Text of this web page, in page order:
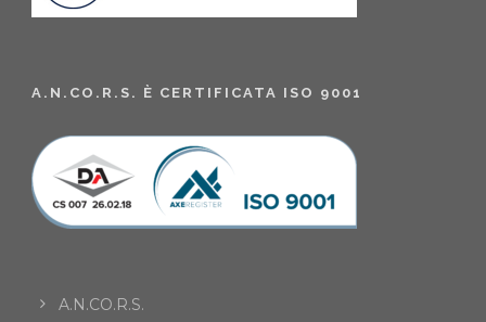
A.N.CO.R.S. È CERTIFICATA ISO 9001
A.N.CO.R.S.